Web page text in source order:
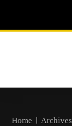
Home
Archives